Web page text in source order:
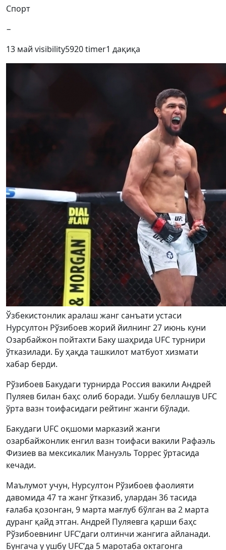
Спорт
−
13 май visibility5920timer1 дақиқа
Ўзбекистонлик аралаш жанг санъати устаси
Нурсултон Рўзибоев жорий йилнинг 27 июнь куни
Озарбайжон пойтахти Баку шаҳрида UFC турнири
ўтказилади. Бу ҳақда ташкилот матбуот хизмати
хабар берди.
Рўзибоев Бакудаги турнирда Россия вакили Андрей
Пуляев билан баҳс олиб боради. Ушбу беллашув UFC
ўрта вазн тоифасидаги рейтинг жанги бўлади.
Бакудаги UFC оқшоми марказий жанги
озарбайжонлик енгил вазн тоифаси вакили Рафаэль
Физиев ва мексикалик Мануэль Торрес ўртасида
кечади.
Маълумот учун, Нурсултон Рўзибоев фаолияти
давомида 47 та жанг ўтказиб, улардан 36 тасида
ғалаба қозонган, 9 марта мағлуб бўлган ва 2 марта
дуранг қайд этган. Андрей Пуляевга қарши баҳс
Рўзибоевнинг UFC’даги олтинчи жангига айланади.
Бунгача у ушбу UFC’да 5 маротаба октагонга